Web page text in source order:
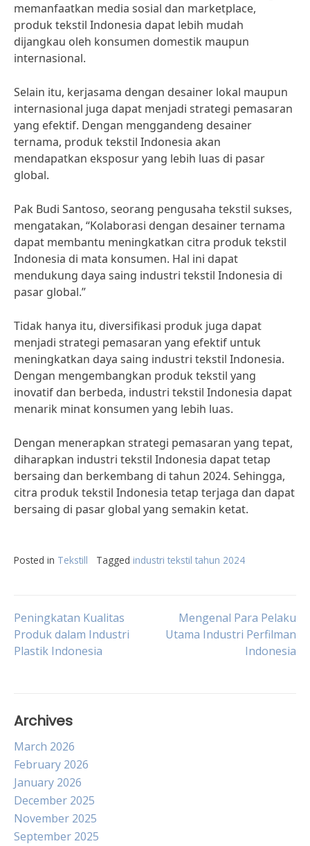
memanfaatkan media sosial dan marketplace,
produk tekstil Indonesia dapat lebih mudah
dijangkau oleh konsumen domestik maupun
internasional.
Selain itu, kerjasama dengan desainer lokal maupun
internasional juga dapat menjadi strategi pemasaran
yang efektif. Dengan menggandeng desainer
ternama, produk tekstil Indonesia akan
mendapatkan eksposur yang lebih luas di pasar
global.
Pak Budi Santoso, seorang pengusaha tekstil sukses,
mengatakan, “Kolaborasi dengan desainer ternama
dapat membantu meningkatkan citra produk tekstil
Indonesia di mata konsumen. Hal ini dapat
mendukung daya saing industri tekstil Indonesia di
pasar global.”
Tidak hanya itu, diversifikasi produk juga dapat
menjadi strategi pemasaran yang efektif untuk
meningkatkan daya saing industri tekstil Indonesia.
Dengan mengembangkan produk tekstil yang
inovatif dan berbeda, industri tekstil Indonesia dapat
menarik minat konsumen yang lebih luas.
Dengan menerapkan strategi pemasaran yang tepat,
diharapkan industri tekstil Indonesia dapat tetap
bersaing dan berkembang di tahun 2024. Sehingga,
citra produk tekstil Indonesia tetap terjaga dan dapat
bersaing di pasar global yang semakin ketat.
Posted in Tekstill Tagged industri tekstil tahun 2024
Post
navigation
Peningkatan Kualitas
Produk dalam Industri
Plastik Indonesia
Mengenal Para Pelaku
Utama Industri Perfilman
Indonesia
Archives
March 2026
February 2026
January 2026
December 2025
November 2025
September 2025